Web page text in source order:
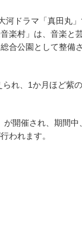
ドラマ「真田丸
楽村」は、音楽と
合公園として整備
れ、1か月ほど紫
開催され、期間
われます。